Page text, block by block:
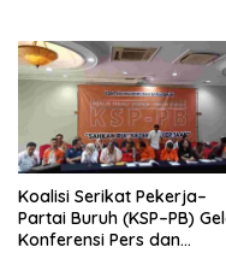
Koalisi Serikat Pekerja–
Partai Buruh (KSP–PB)
Konferensi Pers dan